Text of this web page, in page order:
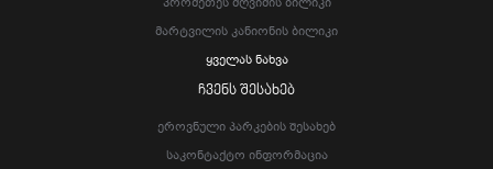
Პრომეთეს Მღვიმის Ბილიკი
Მარტვილის Კანიონის Ბილიკი
Ყველას Ნახვა
ᲩᲕᲔᲜᲡ ᲨᲔᲡᲐᲮᲔᲑ
Ეროვნული Პარკების Შესახებ
Საკონტაქტო Ინფორმაცია